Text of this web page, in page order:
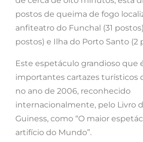
postos de queima de fogo
anfiteatro do Funchal (31
postos) e Ilha do Porto Santo (2
Este espetáculo grandioso que
importantes cartazes turísticos
no ano de 2006, reconhecido
internacionalmente, pelo Livro
Guiness, como “O maior
artifício do Mundo”.